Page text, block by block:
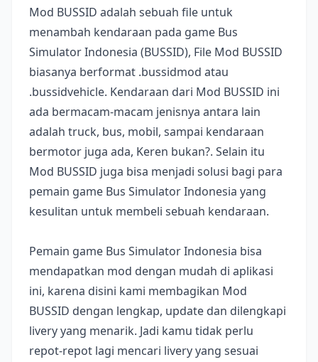
Mod BUSSID adalah sebuah file untuk
menambah kendaraan pada game Bus
Simulator Indonesia (BUSSID), File Mod BUSSID
biasanya berformat .bussidmod atau
.bussidvehicle. Kendaraan dari Mod BUSSID ini
ada bermacam-macam jenisnya antara lain
adalah truck, bus, mobil, sampai kendaraan
bermotor juga ada, Keren bukan?. Selain itu
Mod BUSSID juga bisa menjadi solusi bagi para
pemain game Bus Simulator Indonesia yang
kesulitan untuk membeli sebuah kendaraan.
Pemain game Bus Simulator Indonesia bisa
mendapatkan mod dengan mudah di aplikasi
ini, karena disini kami membagikan Mod
BUSSID dengan lengkap, update dan dilengkapi
livery yang menarik. Jadi kamu tidak perlu
repot-repot lagi mencari livery yang sesuai